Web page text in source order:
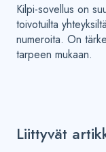
Kilpi-sovellus on
toivotuilta
numeroita. On
tarpeen mukaan.
Liittyvät